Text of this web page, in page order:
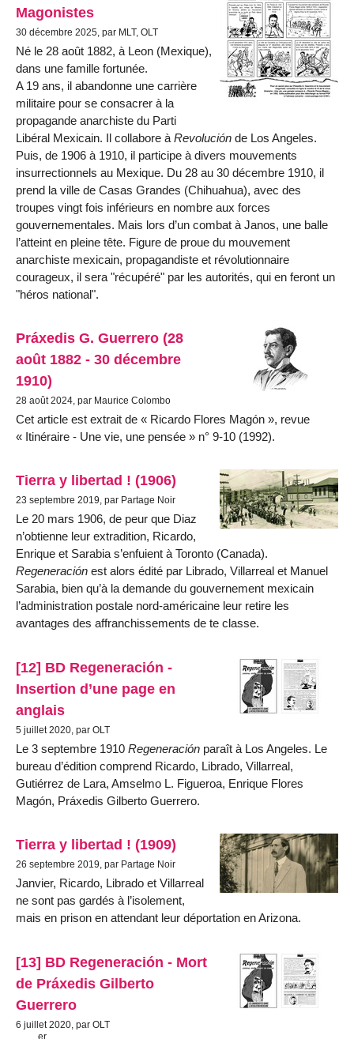
Magonistes
30 décembre 2025, par MLT, OLT
Né le 28 août 1882, à Leon (Mexique),
dans une famille fortunée.
A 19 ans, il abandonne une carrière
militaire pour se consacrer à la
propagande anarchiste du Parti
Libéral Mexicain. Il collabore à Revolución de Los Angeles.
Puis, de 1906 à 1910, il participe à divers mouvements
insurrectionnels au Mexique. Du 28 au 30 décembre 1910, il
prend la ville de Casas Grandes (Chihuahua), avec des
troupes vingt fois inférieurs en nombre aux forces
gouvernementales. Mais lors d’un combat à Janos, une balle
l’atteint en pleine tête. Figure de proue du mouvement
anarchiste mexicain, propagandiste et révolutionnaire
courageux, il sera "récupéré" par les autorités, qui en feront un
"héros national".
Práxedis G. Guerrero (28
août 1882 - 30 décembre
1910)
28 août 2024, par Maurice Colombo
Cet article est extrait de « Ricardo Flores Magón », revue
« Itinéraire - Une vie, une pensée » n° 9-10 (1992).
Tierra y libertad ! (1906)
23 septembre 2019, par Partage Noir
Le 20 mars 1906, de peur que Diaz
n’obtienne leur extradition, Ricardo,
Enrique et Sarabia s’enfuient à Toronto (Canada).
Regeneración est alors édité par Libra­do, Villarreal et Manuel
Sarabia, bien qu’à la demande du gouvernement mexicain
l’administration postale nord-américaine leur retire les
avantages des affranchis­sements de te classe.
[12] BD Regeneración -
Insertion d’une page en
anglais
5 juillet 2020, par OLT
Le 3 septembre 1910 Regeneración paraît à Los Angeles. Le
bureau d’édition comprend Ricardo, Librado, Villarreal,
Gutiérrez de Lara, Amselmo L. Figueroa, Enrique Flores
Magón, Práxedis Gilberto Guerrero.
Tierra y libertad ! (1909)
26 septembre 2019, par Partage Noir
Janvier, Ricardo, Librado et Villarreal
ne sont pas gardés à l’isolement,
mais en prison en attendant leur déportation en Arizona.
[13] BD Regeneración - Mort
de Práxedis Gilberto
Guerrero
6 juillet 2020, par OLT
er